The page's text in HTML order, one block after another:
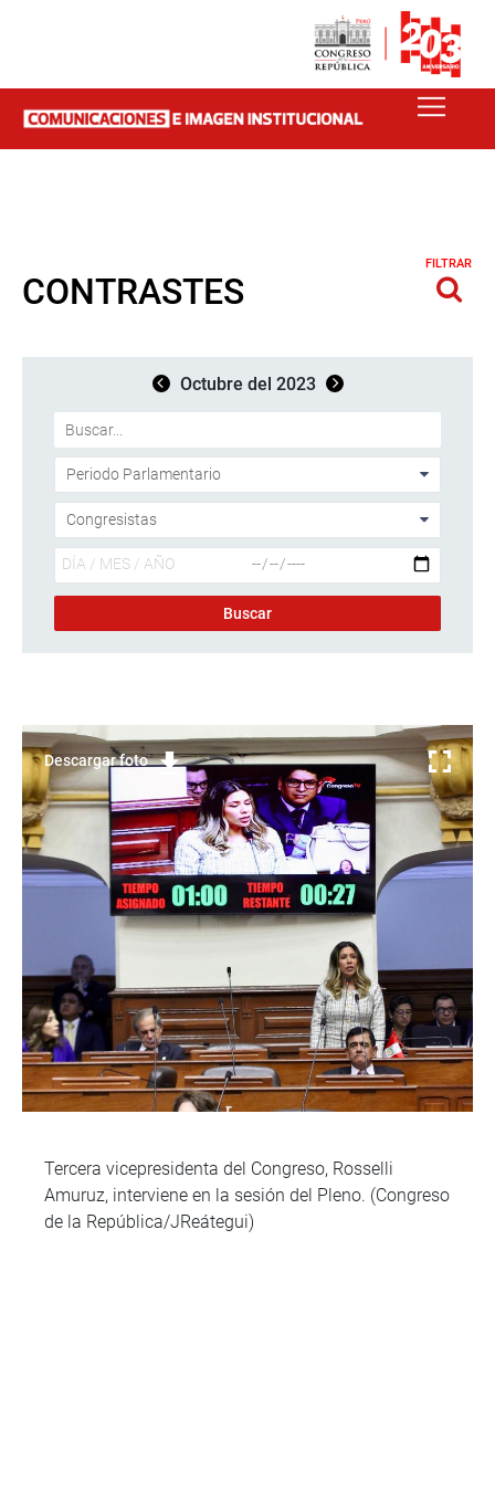
CONTRASTES
FILTRAR
Octubre del 2023
Descargar foto
Tercera vicepresidenta del Congreso, Rosselli
Amuruz, interviene en la sesión del Pleno. (Congreso
de la República/JReátegui)